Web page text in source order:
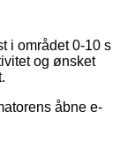
i området 0-10 s
og ønsket
åbne e-